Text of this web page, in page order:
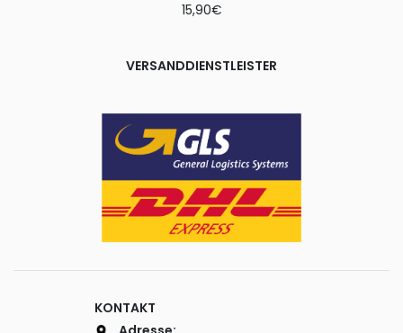
15,90€
VERSANDDIENSTLEISTER
KONTAKT